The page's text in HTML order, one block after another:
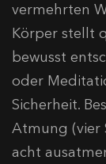
vermehrten
Körper stellt
bewusst
oder
Sicherheit.
Atmung (vier
acht